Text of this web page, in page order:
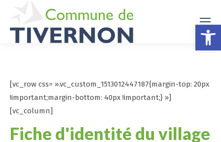
[vc_row css= ».vc_custom_1513012447187{margin-top: 20px
!important;margin-bottom: 40px !important;} »]
[vc_column]
Fiche d'identité du village